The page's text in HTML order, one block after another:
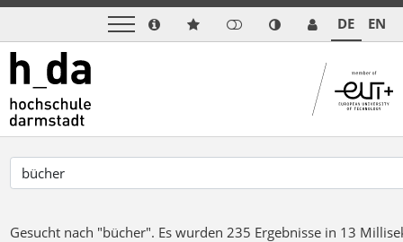
DE EN
Gesucht nach "bücher". Es wurden 235 Ergebnisse in 13